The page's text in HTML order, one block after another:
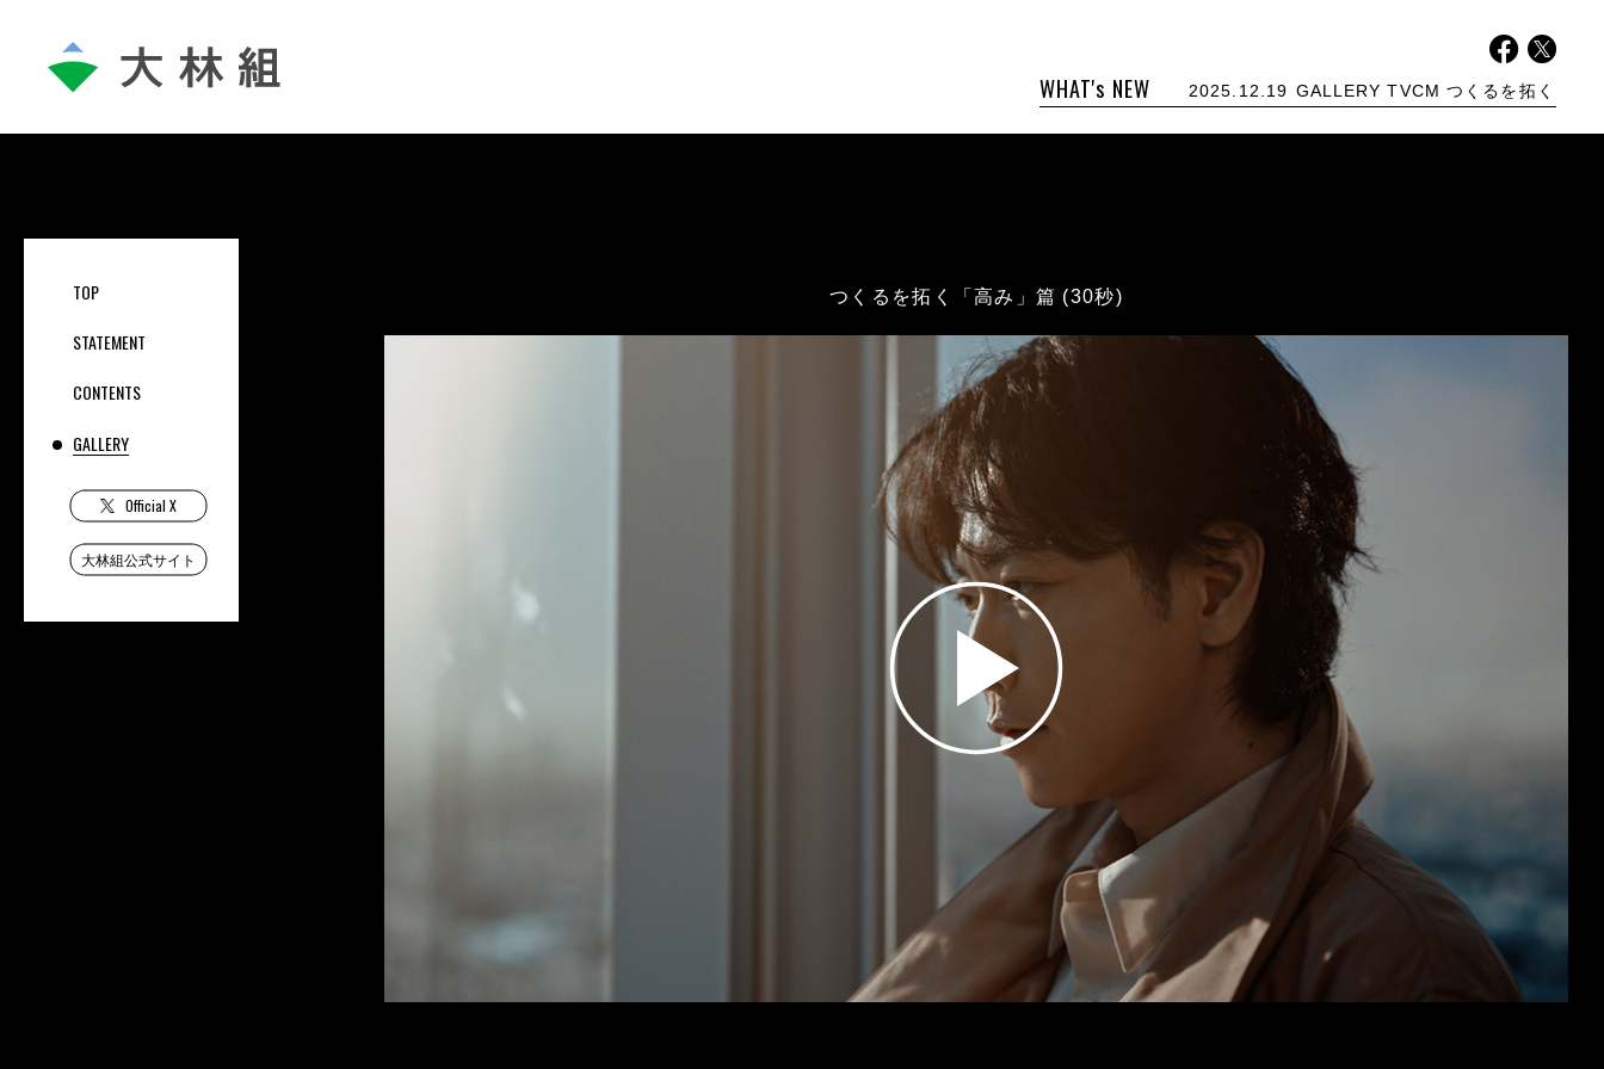
WHAT's NEW 2025.12.19 GALLERY TVCM つくるを拓く「高
TOP
STATEMENT
CONTENTS
GALLERY
Official X
大林組公式サイト
つくるを拓く「高み」篇 (30秒)